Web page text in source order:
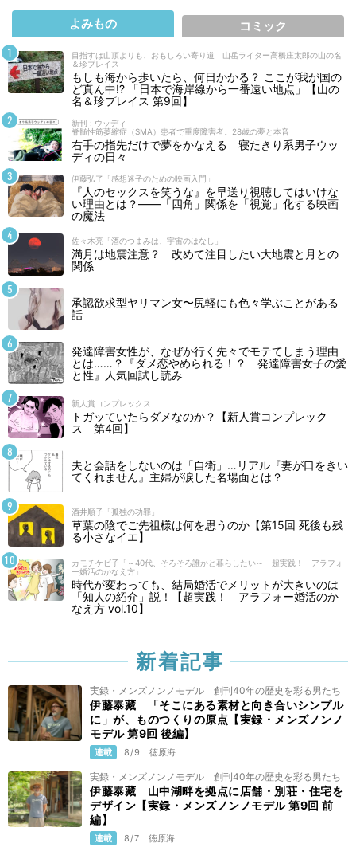
よみもの コミック
目指すは山頂よりも、おもしろい寄り道 山岳ライター高橋庄太郎の山の名
＆珍プレイス
もしも海から歩いたら、何日かかる？ ここが我が国の
ど真ん中!? 「日本で海岸線から一番遠い地点」【山の
名＆珍プレイス 第9回】
新刊 : ウッディ
脊髄性筋萎縮症（SMA）患者で重度障害者。28歳の夢と本音
右手の指先だけで夢をかなえる 寝たきり系男子ウッ
ディの日々
伊藤弘了「感想迷子のための映画入門」
『人のセックスを笑うな』を早送り視聴してはいけな
い理由とは？――「四角」関係を「視覚」化する映画
の魔法
佐々木亮「酒のつまみは、宇宙のはなし」
満月は地震注意？ 改めて注目したい大地震と月との
関係
承認欲求型ヤリマン女〜尻軽にも色々学ぶことがある
話
発達障害女性が、なぜか行く先々でモテてしまう理由
とは……？『ダメ恋やめられる！？ 発達障害女子の愛
と性』人気回試し読み
新人賞コンプレックス
トガッていたらダメなのか？【新人賞コンプレック
ス 第4回】
夫と会話をしないのは「自衛」…リアル『妻が口をきい
てくれません』主婦が涙した名場面とは？
酒井順子「孤独の功罪」
草葉の陰でご先祖様は何を思うのか【第15回 死後も残
る小さなイエ】
カモチケビ子「～40代、そろそろ誰かと暮らしたい～ 超実践！ アラフォ
ー婚活のかなえ方」
時代が変わっても、結局婚活でメリットが大きいのは
「知人の紹介」説！【超実践！ アラフォー婚活のか
なえ方 vol.10】
新着記事
実録・メンズノンノモデル 創刊40年の歴史を彩る男たち
伊藤泰藏 「そこにある素材と向き合いシンプル
に」が、ものつくりの原点【実録・メンズノンノ
モデル 第9回 後編】
連載 8/9 徳原海
実録・メンズノンノモデル 創刊40年の歴史を彩る男たち
伊藤泰藏 山中湖畔を拠点に店舗・別荘・住宅を
デザイン【実録・メンズノンノモデル 第9回 前
編】
連載 8/7 徳原海